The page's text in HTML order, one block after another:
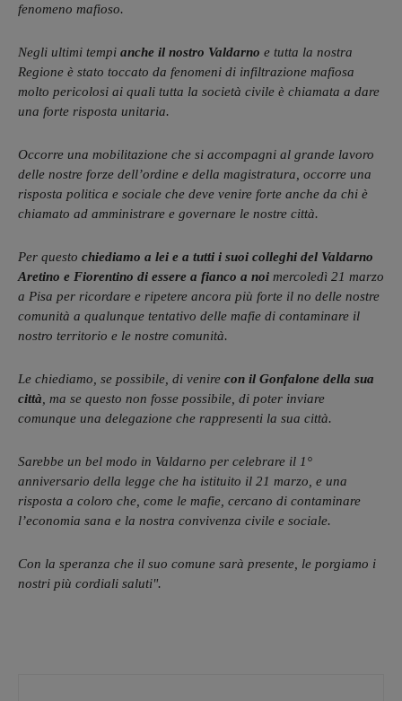
fenomeno mafioso.
Negli ultimi tempi anche il nostro Valdarno e tutta la nostra
Regione è stato toccato da fenomeni di infiltrazione mafiosa
molto pericolosi ai quali tutta la società civile è chiamata a dare
una forte risposta unitaria.
Occorre una mobilitazione che si accompagni al grande lavoro
delle nostre forze dell’ordine e della magistratura, occorre una
risposta politica e sociale che deve venire forte anche da chi è
chiamato ad amministrare e governare le nostre città.
Per questo chiediamo a lei e a tutti i suoi colleghi del Valdarno
Aretino e Fiorentino di essere a fianco a noi mercoledì 21 marzo
a Pisa per ricordare e ripetere ancora più forte il no delle nostre
comunità a qualunque tentativo delle mafie di contaminare il
nostro territorio e le nostre comunità.
Le chiediamo, se possibile, di venire con il Gonfalone della sua
città , ma se questo non fosse possibile, di poter inviare
comunque una delegazione che rappresenti la sua città.
Sarebbe un bel modo in Valdarno per celebrare il 1°
anniversario della legge che ha istituito il 21 marzo, e una
risposta a coloro che, come le mafie, cercano di contaminare
l’economia sana e la nostra convivenza civile e sociale.
Con la speranza che il suo comune sarà presente, le porgiamo i
nostri più cordiali saluti".